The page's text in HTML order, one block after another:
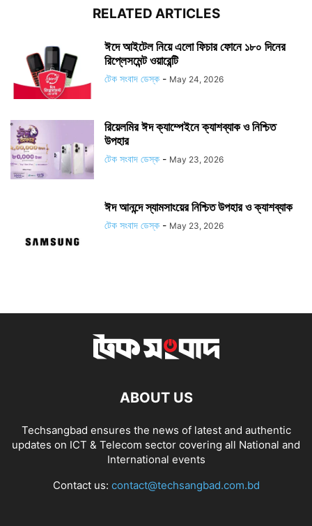
RELATED ARTICLES
ঈদে আইটেল নিয়ে এলো ফিচার ফোনে ১৮০ দিনের
রিপ্লেসমেন্ট ওয়ারেন্টি
টেক সংবাদ ডেস্ক - May 24, 2026
রিয়েলমির ঈদ ক্যাম্পেইনে ক্যাশব্যাক ও নিশ্চিত
উপহার
টেক সংবাদ ডেস্ক - May 23, 2026
ঈদ আনন্দে স্যামসাংয়ের নিশ্চিত উপহার ও ক্যাশব্যাক
টেক সংবাদ ডেস্ক - May 23, 2026
ABOUT US
Techsangbad ensures the news of latest and authentic
updates on ICT & Telecom sector covering all National and
International events
Contact us: contact@techsangbad.com.bd